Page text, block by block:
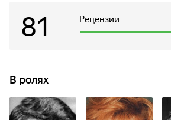
Рецензии
81
В ролях